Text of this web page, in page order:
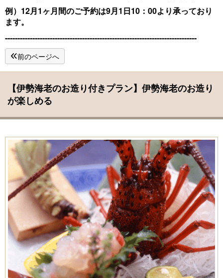
例）12月1ヶ月間のご予約は9月1日10：00より承っており
ます。
-----------------------------------------------------------------------------
前のページへ
【伊勢海老のお造り付きプラン】伊勢海老のお造り
が楽しめる